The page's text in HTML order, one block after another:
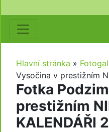
Hlavní stránka »
Vysočina v prestižním
Fotka
prestižním
KALENDÁŘI